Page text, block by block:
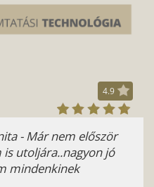
4.9
- Már nem először
utoljára..nagyon jó
mindenkinek